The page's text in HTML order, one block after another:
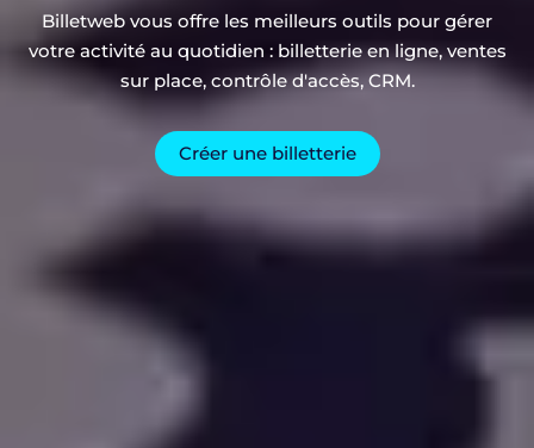
Billetweb vous offre les meilleurs outils pour gérer
votre activité au quotidien : billetterie en ligne, ventes
sur place, contrôle d'accès, CRM.
Créer une billetterie